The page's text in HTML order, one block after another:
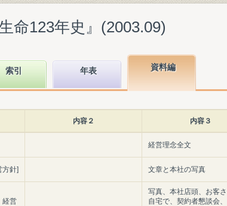
命123年史』(2003.09)
索引 年表 資料編
内容２ 内容３
経営理念全文
方針] 文章と本社の写真
経営
写真、本社店頭、お客
自宅で、契約者懇談会